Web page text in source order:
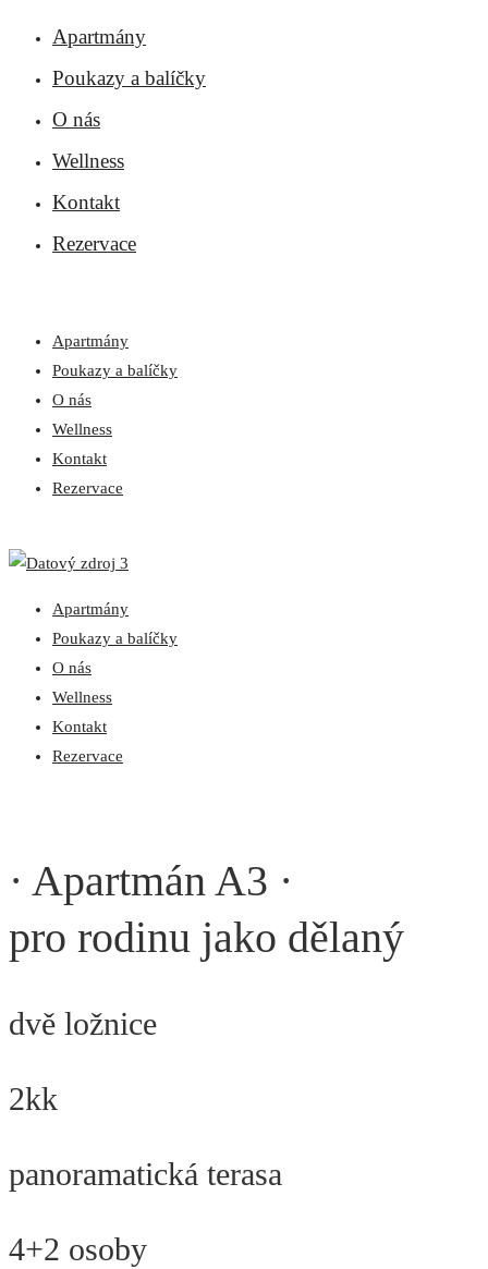
Apartmány
Poukazy a balíčky
O nás
Wellness
Kontakt
Rezervace
Apartmány
Poukazy a balíčky
O nás
Wellness
Kontakt
Rezervace
Apartmány
Poukazy a balíčky
O nás
Wellness
Kontakt
Rezervace
· Apartmán A3 ·
pro rodinu jako dělaný
dvě ložnice
2kk
panoramatická terasa
4+2 osoby